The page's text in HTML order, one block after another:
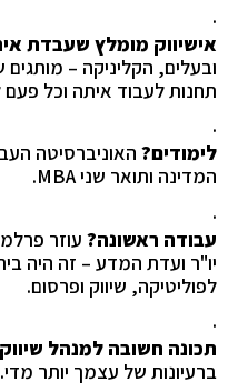
·
אישיווק מומלץ שעבדת
ובעלים, הקליניקה –
תחנות לעבוד איתה וכל
·
לימודים? האוניברסיטה
המדינה ותואר שניMBA
.
·
עבודה ראשונה? עוזר
יו"ר ועדת המדע – זה היה
לפוליטיקה, שיווק ופרסום.
·
תכונה חשובה למנהל
ברעיונות של עצמך יותר מדי.